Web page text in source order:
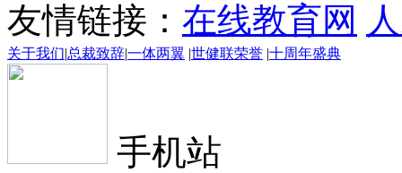
友情链接： 在线教育网
关于我们|总裁致辞|一体两翼 |世健联荣誉 |十周年盛典
手机站